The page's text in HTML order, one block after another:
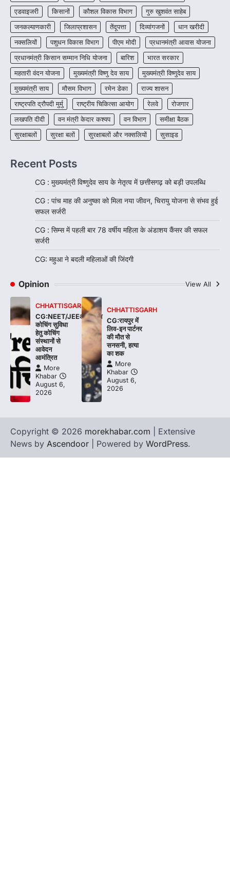
4
जनजातीय कार्य मंत्रालय और ट्राइफेड की एक पहल है,
जिसे 2018 में शुरू किया गया…
एडवाइजरी
किसानों कौशल विकास विभाग
गुरु खुशवंत साहेब
जनकल्याणकारी
जिलाप्रशासन तेंदूपत्ता दिव्यांगजनों
धान खरीदी
नक्सलियों
पशुधन विकास विभाग पीएम मोदी
प्रधानमंत्री आवास योजना
प्रधानमंत्री किसान सम्मान निधि योजना
बारिश
भारत सरकार
महतारी वंदन योजना
मुख्यमंत्री विष्णु देव साय
मुख्यमंत्री विष्णुदेव साय
मुख्यमंत्री साय
मौसम विभाग रमेन डेका
राज्य शासन
राष्ट्रपति द्रौपदी मुर्मु
राष्ट्रीय चिकित्सा आयोग रेलवे
रोजगार
लखपति दीदी
वन मंत्री केदार कश्यप वन विभाग
समीक्षा बैठक
सुरक्षाबलों
सुरक्षा बलों सुरक्षाबलों और नक्सलियों सुसाइड
Recent Posts
CG : मुख्यमंत्री विष्णुदेव साय के नेतृत्व में छत्तीसगढ़ को बड़ी उपलब्धि
CG : पांच माह की अनुष्का को मिला नया जीवन, चिरायु योजना से संभव हुई
सफल सर्जरी
CG : सिम्स में पहली बार 78 वर्षीय महिला के अंडाशय कैंसर की सफल
सर्जरी
CG: महुआ ने बदली महिलाओं की जिंदगी
Opinion View All
CHHATTISGARH
CG:NEET/JEEऑनलाइन
कोचिंग सुविधा
हेतु कोचिंग
संस्थानों से
आवेदन
आमंत्रित
More
Khabar
August 6,
2026
CHHATTISGARH
CG:रायपुर में
लिव-इन पार्टनर
की मौत से
सनसनी, हत्या
का शक
More
Khabar
August 6,
2026
Copyright © 2026 morekhabar.com | Extensive
News by Ascendoor | Powered by WordPress.